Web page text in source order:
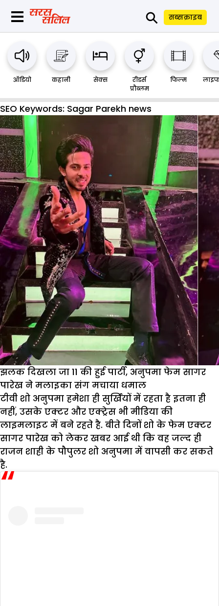
⚲ सब्सक्राइब
ऑडियो कहानी सेक्स
रीडर्स
प्रौब्लम
फिल्म
SEO Keywords: Sagar Parekh news
झलक दिखला जा 11 की हुई पार्टी, अनुपमा फेम सागर
पारेख ने मलाइका संग मचाया धमाल
टीवी शो अनुपमा हमेशा ही सुर्खियों में रहता है इतना ही
नहीं, उसके एक्टर और एक्ट्रेस भी मीडिया की
लाइमलाइट में बने रहते है. बीते दिनों शो के फेम एक्टर
सागर पारेख को लेकर खबर आई थी कि वह जल्द ही
राजन शाही के पौपुलर शो अनुपमा में वापसी कर सकते
है.